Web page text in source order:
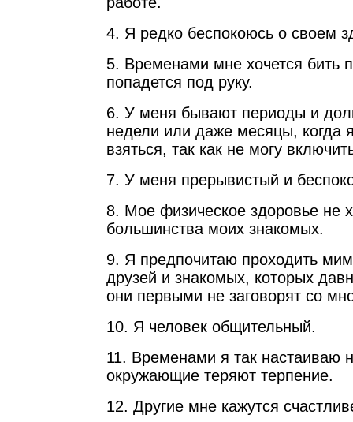
4. Я редко беспокоюсь о своем
5. Временами мне хочется бить
попадется под руку.
6. У меня бывают периоды и
недели или даже месяцы, когда
взяться, так как не могу
7. У меня прерывистый и
8. Мое физическое здоровье не
большинства моих знакомых.
9. Я предпочитаю проходить
друзей и знакомых, которых
они первыми не заговорят со
10. Я человек общительный.
11. Временами я так настаиваю
окружающие теряют терпение.
12. Другие мне кажутся